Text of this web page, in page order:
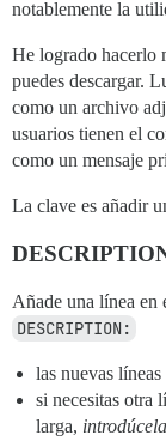
notablemente la
He logrado hacerlo
puedes descargar.
como un archivo
usuarios tienen el
como un mensaje
La clave es añadir
Añade una línea en
DESCRIPTION:
las nuevas
si necesitas otra
larga,